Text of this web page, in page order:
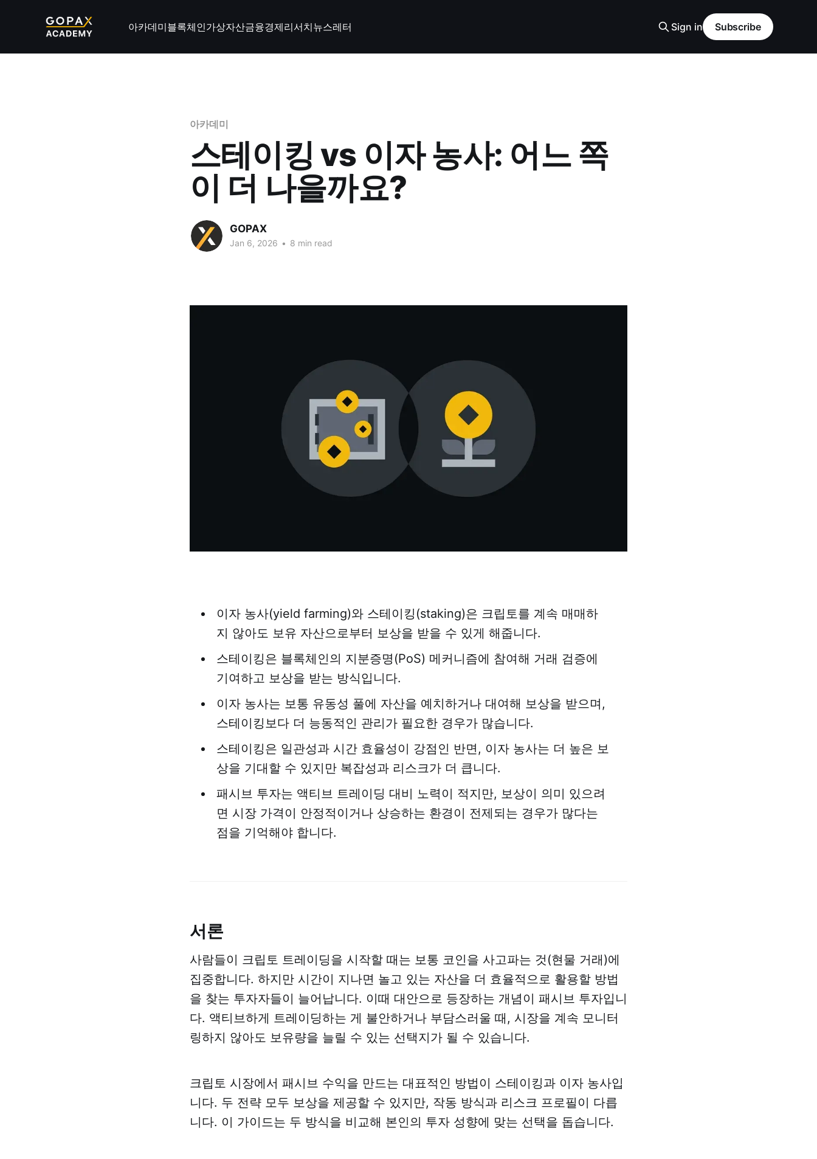
아카데미블록체인가상자산금융경제리서치뉴스레터 Sign in Subscribe
아카데미
스테이킹 vs 이자 농사: 어느 쪽
이 더 나을까요?
GOPAX
Jan 6, 2026 • 8 min read
이자 농사(yield farming)와 스테이킹(staking)은 크립토를 계속 매매하
지 않아도 보유 자산으로부터 보상을 받을 수 있게 해줍니다.
스테이킹은 블록체인의 지분증명(PoS) 메커니즘에 참여해 거래 검증에
기여하고 보상을 받는 방식입니다.
이자 농사는 보통 유동성 풀에 자산을 예치하거나 대여해 보상을 받으며,
스테이킹보다 더 능동적인 관리가 필요한 경우가 많습니다.
스테이킹은 일관성과 시간 효율성이 강점인 반면, 이자 농사는 더 높은 보
상을 기대할 수 있지만 복잡성과 리스크가 더 큽니다.
패시브 투자는 액티브 트레이딩 대비 노력이 적지만, 보상이 의미 있으려
면 시장 가격이 안정적이거나 상승하는 환경이 전제되는 경우가 많다는
점을 기억해야 합니다.
서론
사람들이 크립토 트레이딩을 시작할 때는 보통 코인을 사고파는 것(현물 거래)에
집중합니다. 하지만 시간이 지나면 놀고 있는 자산을 더 효율적으로 활용할 방법
을 찾는 투자자들이 늘어납니다. 이때 대안으로 등장하는 개념이 패시브 투자입니
다. 액티브하게 트레이딩하는 게 불안하거나 부담스러울 때, 시장을 계속 모니터
링하지 않아도 보유량을 늘릴 수 있는 선택지가 될 수 있습니다.
크립토 시장에서 패시브 수익을 만드는 대표적인 방법이 스테이킹과 이자 농사입
니다. 두 전략 모두 보상을 제공할 수 있지만, 작동 방식과 리스크 프로필이 다릅
니다. 이 가이드는 두 방식을 비교해 본인의 투자 성향에 맞는 선택을 돕습니다.